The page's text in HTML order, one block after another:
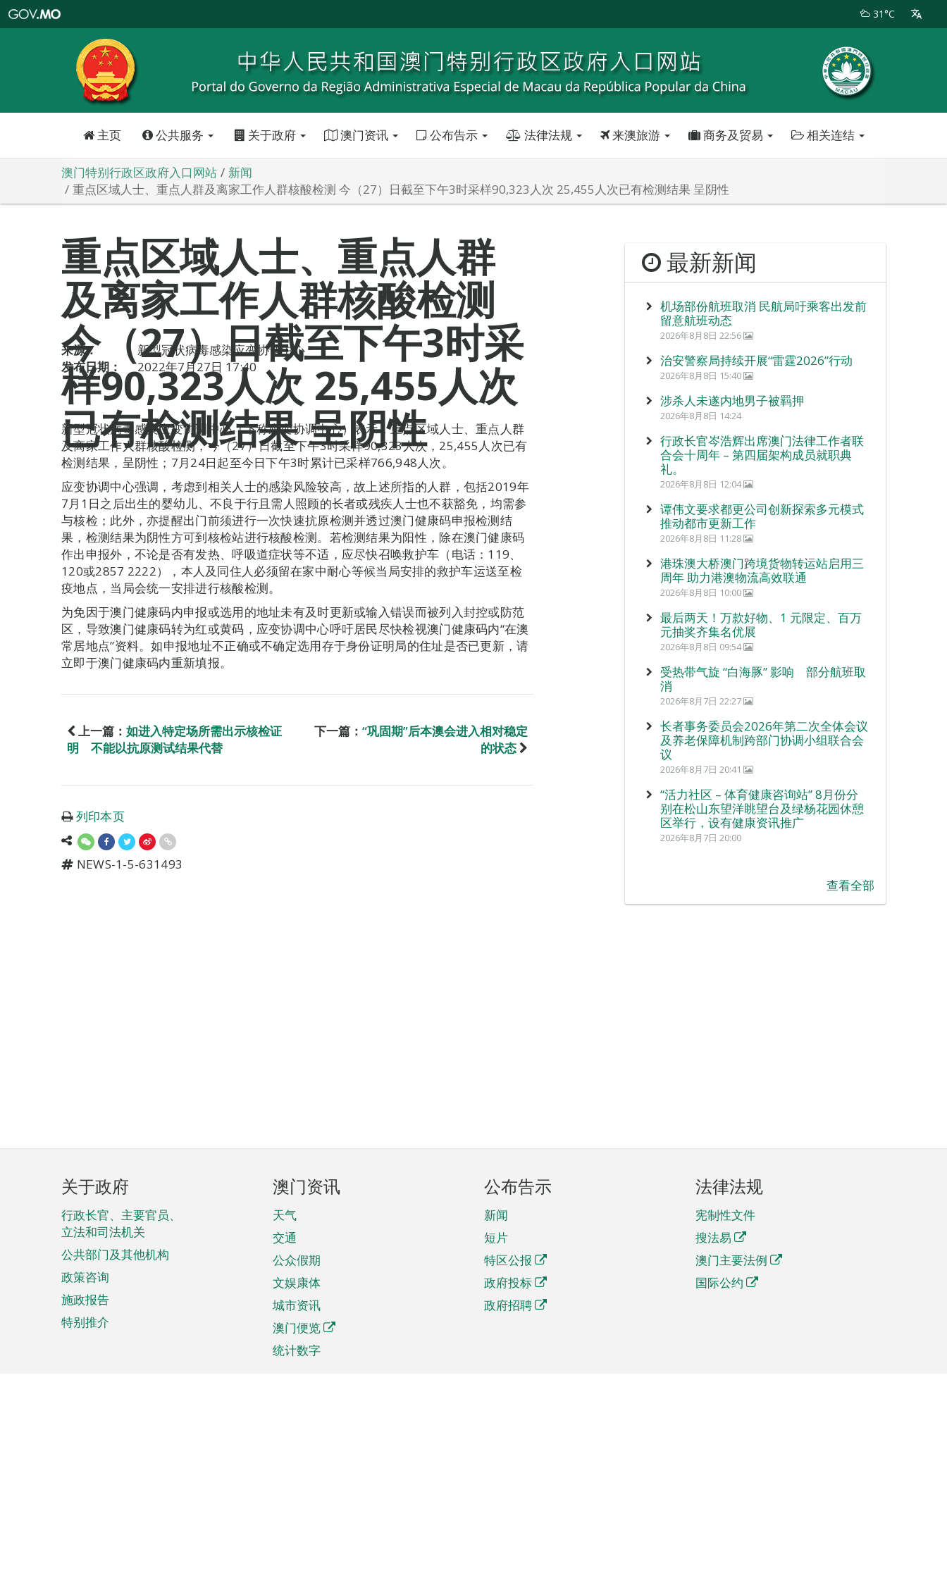
特
政
区
政
口
31°C
主页 公共服务 关于政府 澳门资讯 公布告示 法律法规 来澳旅游 商务及贸易 相关连结
澳门特别行政区政府入口网站
新闻
重点区域人士、重点人群及离家工作人群核酸检测 今（27）日截至下午3时采样90,323人次 25,455人次已有检测结果 呈阴性
重点区域人士、重点人群
及离家工作人群核酸检测
今（27）日截至下午3时采
样90,323人次 25,455人次
已有检测结果 呈阴性
来源：
新型冠状病毒感染应变协调中心
发布日期：
2022年7月27日 17:40
新型冠状病毒感染应变协调中心（下称应变协调中心）表示，重点区域人士、重点人群
及离家工作人群核酸检测，今（27）日截至下午3时采样90,323人次，25,455人次已有
检测结果，呈阴性；7月24日起至今日下午3时累计已采样766,948人次。
应变协调中心强调，考虑到相关人士的感染风险较高，故上述所指的人群，包括2019年
7月1日之后出生的婴幼儿、不良于行且需人照顾的长者或残疾人士也不获豁免，均需参
与核检；此外，亦提醒出门前须进行一次快速抗原检测并透过澳门健康码申报检测结
果，检测结果为阴性方可到核检站进行核酸检测。若检测结果为阳性，除在澳门健康码
作出申报外，不论是否有发热、呼吸道症状等不适，应尽快召唤救护车（电话：119、
120或2857 2222），本人及同住人必须留在家中耐心等候当局安排的救护车运送至检
疫地点，当局会统一安排进行核酸检测。
为免因于澳门健康码内申报或选用的地址未有及时更新或输入错误而被列入封控或防范
区，导致澳门健康码转为红或黄码，应变协调中心呼吁居民尽快检视澳门健康码内“在澳
常居地点”资料。如申报地址不正确或不确定选用存于身份证明局的住址是否已更新，请
立即于澳门健康码内重新填报。
上一篇： 如进入特定场所需出示核检证
明 不能以抗原测试结果代替
下一篇： “巩固期”后本澳会进入相对稳定
的状态
列印本页
NEWS-1-5-631493
最新新闻
机场部份航班取消 民航局吁乘客出发前
留意航班动态
2026年8月8日 22:56
治安警察局持续开展“雷霆2026”行动
2026年8月8日 15:40
涉杀人未遂内地男子被羁押
2026年8月8日 14:24
行政长官岑浩辉出席澳门法律工作者联
合会十周年 – 第四届架构成员就职典
礼。
2026年8月8日 12:04
谭伟文要求都更公司创新探索多元模式
推动都市更新工作
2026年8月8日 11:28
港珠澳大桥澳门跨境货物转运站启用三
周年 助力港澳物流高效联通
2026年8月8日 10:00
最后两天！万款好物、1 元限定、百万
元抽奖齐集名优展
2026年8月8日 09:54
受热带气旋 “白海豚” 影响 部分航班取
消
2026年8月7日 22:27
长者事务委员会2026年第二次全体会议
及养老保障机制跨部门协调小组联合会
议
2026年8月7日 20:41
“活力社区 – 体育健康咨询站” 8月份分
别在松山东望洋眺望台及绿杨花园休憩
区举行，设有健康资讯推广
2026年8月7日 20:00
查看全部
页
脚
菜
单
关于政府
行政长官、主要官员、
立法和司法机关
公共部门及其他机构
政策咨询
施政报告
特别推介
澳门资讯
天气
交通
公众假期
文娱康体
城市资讯
澳门便览
统计数字
公布告示
新闻
短片
特区公报
政府投标
政府招聘
法律法规
宪制性文件
搜法易
澳门主要法例
国际公约